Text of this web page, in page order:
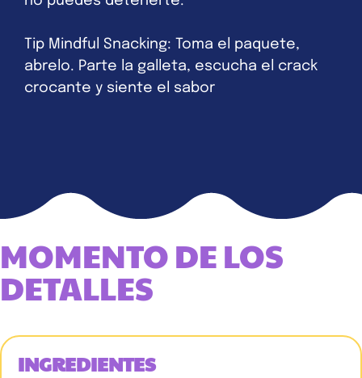
Tip Mindful Snacking: Toma el paquete,
abrelo. Parte la galleta, escucha el crack
crocante y siente el sabor
MOMENTO DE LOS
DETALLES
INGREDIENTES